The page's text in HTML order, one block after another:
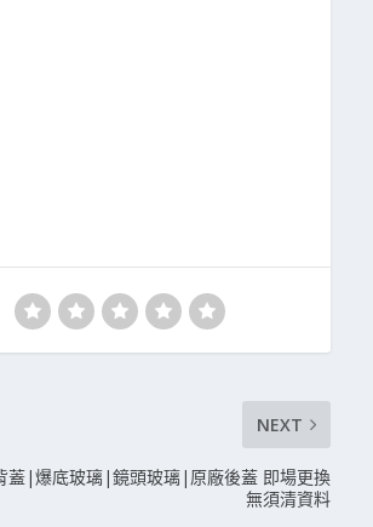
NEXT
蓋|爆底玻璃|鏡頭玻璃|原廠後蓋 即場更換
無須清資料